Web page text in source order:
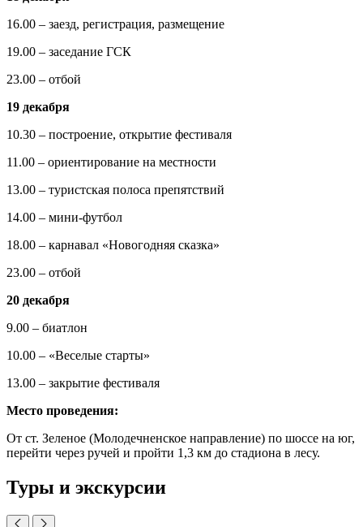
16.00 – заезд, регистрация, размещение
19.00 – заседание ГСК
23.00 – отбой
19 декабря
10.30 – построение, открытие фестиваля
11.00 – ориентирование на местности
13.00 – туристская полоса препятствий
14.00 – мини-футбол
18.00 – карнавал «Новогодняя сказка»
23.00 – отбой
20 декабря
9.00 – биатлон
10.00 – «Веселые старты»
13.00 – закрытие фестиваля
Место проведения:
От ст. Зеленое (Молодечненское направление) по шоссе на юг,
перейти через ручей и пройти 1,3 км до стадиона в лесу.
Туры и экскурсии